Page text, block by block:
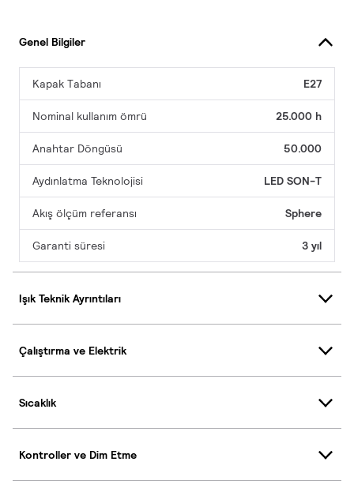
Genel Bilgiler
Kapak Tabanı E27
Nominal kullanım ömrü 25.000 h
Anahtar Döngüsü 50.000
Aydınlatma Teknolojisi LED SON-T
Akış ölçüm referansı Sphere
Garanti süresi 3 yıl
Işık Teknik Ayrıntıları
Çalıştırma ve Elektrik
Sıcaklık
Kontroller ve Dim Etme